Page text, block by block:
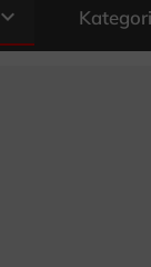
expand_more